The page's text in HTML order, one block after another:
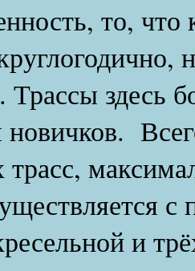
то, что
Трассы здесь
новичков.
и